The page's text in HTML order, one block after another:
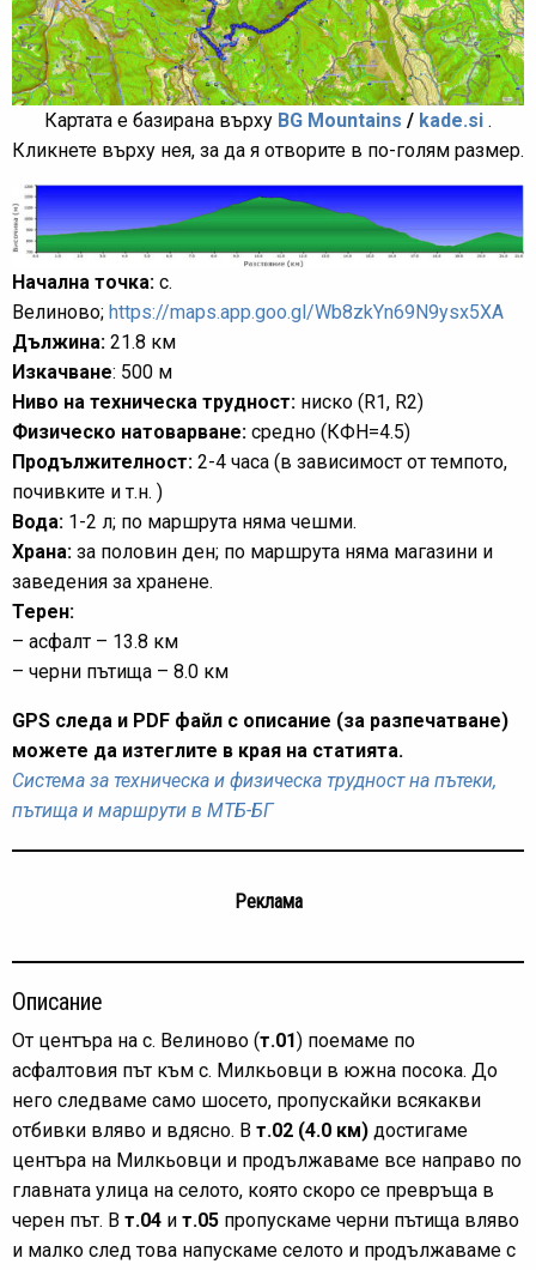
Картата е базирана върху BG Mountains / kade.si .
Кликнете върху нея, за да я отворите в по-голям размер.
Начална точка: с.
Велиново; https://maps.app.goo.gl/Wb8zkYn69N9ysx5XA
Дължина: 21.8 км
Изкачване: 500 м
Ниво на техническа трудност: ниско (R1, R2)
Физическо натоварване: средно (КФН=4.5)
Продължителност: 2-4 часа (в зависимост от темпото,
почивките и т.н. )
Вода: 1-2 л; по маршрута няма чешми.
Храна: за половин ден; по маршрута няма магазини и
заведения за хранене.
Терен:
– асфалт – 13.8 км
– черни пътища – 8.0 км
GPS следа и PDF файл с описание (за разпечатване)
можете да изтеглите в края на статията.
Система за техническа и физическа трудност на пътеки,
пътища и маршрути в МТБ-БГ
Реклама
Описание
От центъра на с. Велиново (т.01) поемаме по
асфалтовия път към с. Милкьовци в южна посока. До
него следваме само шосето, пропускайки всякакви
отбивки вляво и вдясно. В т.02 (4.0 км) достигаме
центъра на Милкьовци и продължаваме все направо по
главната улица на селото, която скоро се превръща в
черен път. В т.04 и т.05 пропускаме черни пътища вляво
и малко след това напускаме селото и продължаваме с